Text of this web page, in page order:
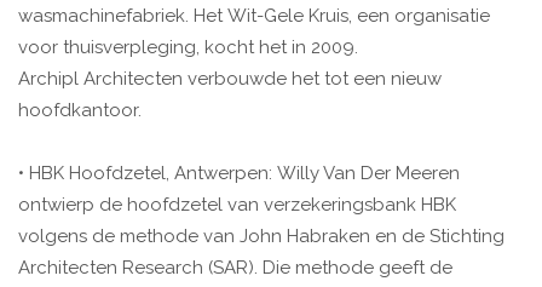
wasmachinefabriek. Het Wit-Gele Kruis, een organisatie
voor thuisverpleging, kocht het in 2009.
Archipl Architecten verbouwde het tot een nieuw
hoofdkantoor.
• HBK Hoofdzetel, Antwerpen: Willy Van Der Meeren
ontwierp de hoofdzetel van verzekeringsbank HBK
volgens de methode van John Habraken en de Stichting
Architecten Research (SAR). Die methode geeft de